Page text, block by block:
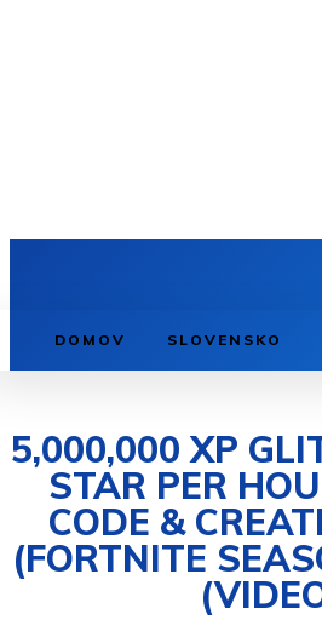
DOMOV SLOVENSKO
5,000,000 XP
STAR PER
CODE &
(FORTNITE